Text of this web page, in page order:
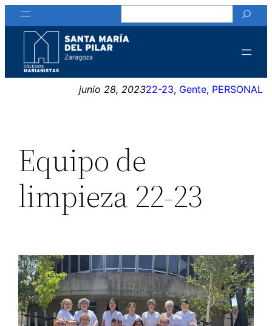
Saltar
al
contenido
junio 28, 202322-23, Gente, PERSONAL
Equipo de
limpieza 22-23